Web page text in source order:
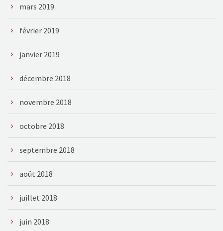
mars 2019
février 2019
janvier 2019
décembre 2018
novembre 2018
octobre 2018
septembre 2018
août 2018
juillet 2018
juin 2018